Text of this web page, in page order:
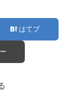
はてブ